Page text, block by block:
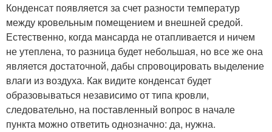
Конденсат появляется за счет разности температур
между кровельным помещением и внешней средой.
Естественно, когда мансарда не отапливается и ничем
не утеплена, то разница будет небольшая, но все же она
является достаточной, дабы спровоцировать выделение
влаги из воздуха. Как видите конденсат будет
образовываться независимо от типа кровли,
следовательно, на поставленный вопрос в начале
пункта можно ответить однозначно: да, нужна.